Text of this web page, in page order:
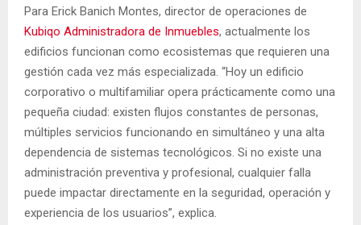
Para Erick Banich Montes, director de operaciones de
Kubiqo Administradora de Inmuebles, actualmente los
edificios funcionan como ecosistemas que requieren una
gestión cada vez más especializada. “Hoy un edificio
corporativo o multifamiliar opera prácticamente como una
pequeña ciudad: existen flujos constantes de personas,
múltiples servicios funcionando en simultáneo y una alta
dependencia de sistemas tecnológicos. Si no existe una
administración preventiva y profesional, cualquier falla
puede impactar directamente en la seguridad, operación y
experiencia de los usuarios”, explica.